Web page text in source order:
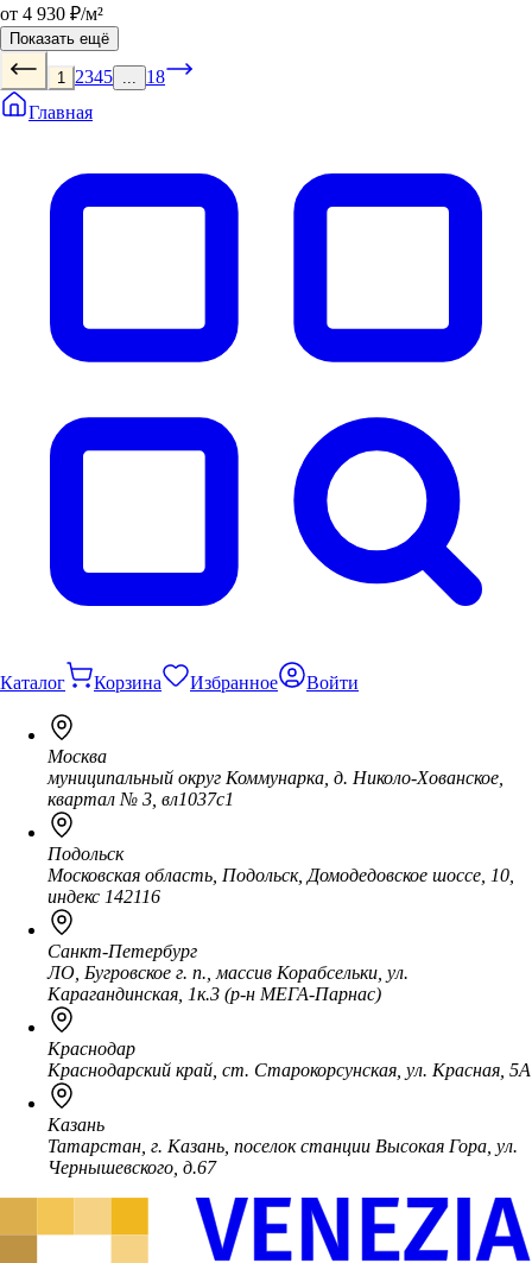
от 4 930 ₽/м²
Показать ещё
1 2345
18
Главная
Каталог Корзина Избранное Войти
Москва
муниципальный округ Коммунарка, д. Николо-Хованское,
квартал № 3, вл1037с1
Подольск
Московская область, Подольск, Домодедовское шоссе, 10,
индекс 142116
Санкт-Петербург
ЛО, Бугровское г. п., массив Корабсельки, ул.
Карагандинская, 1к.3 (р-н МЕГА-Парнас)
Краснодар
Краснодарский край, ст. Старокорсунская, ул. Красная, 5А
Казань
Татарстан, г. Казань, поселок станции Высокая Гора, ул.
Чернышевского, д.67